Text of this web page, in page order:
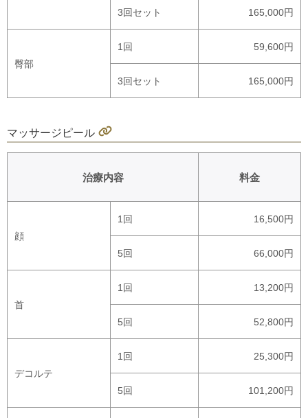
3回セット
165,000円
臀部
1回 59,600円
3回セット 165,000円
マッサージピール
治療内容 料金
顔
1回 16,500円
5回 66,000円
首
1回 13,200円
5回 52,800円
デコルテ
1回 25,300円
5回 101,200円